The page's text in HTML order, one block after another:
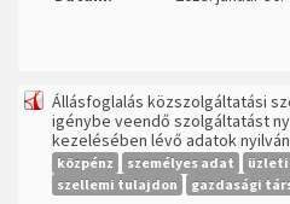
Állásfoglalás közszolgáltatási
igénybe veendő szolgáltatást
kezelésében lévő adatok
közpénz személyes adat
szellemi tulajdon
gazdasági